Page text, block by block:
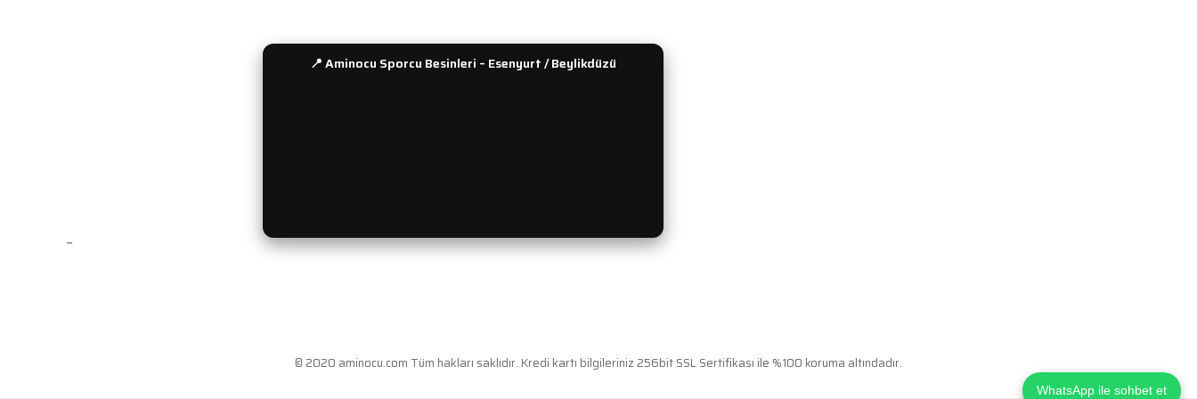
WhatsApp ile sohbet et
📍 Aminocu Sporcu Besinleri – Esenyurt / Beylikdüzü
```
© 2020 aminocu.com Tüm hakları saklıdır. Kredi kartı bilgileriniz 256bit SSL Sertifikası ile %100 koruma altındadır.